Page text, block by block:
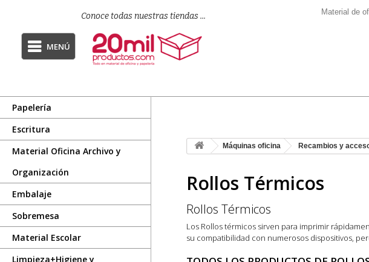
Conoce todas nuestras tiendas ... Material de
MENÚ
Papelería
Escritura
Material Oficina Archivo y
Organización
Embalaje
Sobremesa
Material Escolar
Limpieza+Higiene y
Máquinas oficina Recambios y
Rollos Térmicos
Rollos Térmicos
Los Rollos térmicos sirven para imprimir
su compatibilidad con numerosos dispositivos,